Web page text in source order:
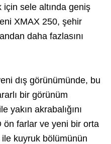
için sele altında geniş
XMAX 250, şehir
daha fazlasını
dış görünümünde, bu
bir görünüm
yakın akrabalığını
ön farlar ve yeni bir orta
ile kuyruk bölümünün